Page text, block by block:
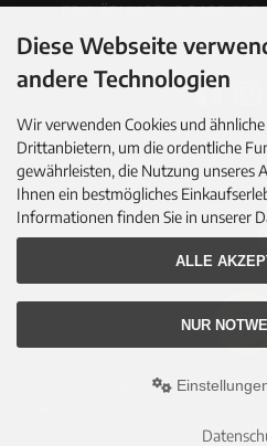
ERKLÄRUNG ZUR
COOKIE EINSTELLUNGEN
© 2026 Hallingers Genuss
Rehm
Diese Webseite
andere Technologien
Wir verwenden Cookies und
Drittanbietern, um die ordentliche
gewährleisten, die Nutzung unseres
Ihnen ein bestmögliches
Informationen finden Sie in unserer
ALLE
NUR